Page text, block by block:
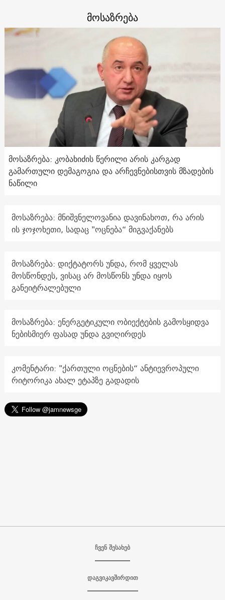
მოსაზრება
მოსაზრება: კობახიძის წერილი არის კარგად
გამართული დემაგოგია და არჩევნებისთვის მზადების
ნაწილი
მოსაზრება: მნიშვნელოვანია დავინახოთ, რა არის
ის ჯოჯოხეთი, სადაც "ოცნება“ მიგვაქანებს
მოსაზრება: დიქტატორს უნდა, რომ ყველას
მოსწონდეს, ვისაც არ მოსწონს უნდა იყოს
განეიტრალებული
მოსაზრება: ენერგეტიკული ობიექტების გამოსყიდვა
ნებისმიერ ფასად უნდა გვიღირდეს
კომენტარი: "ქართული ოცნების“ ანტიევროპული
რიტორიკა ახალ ეტაპზე გადადის
ჩვენ შესახებ
დაგვიკავშირდით